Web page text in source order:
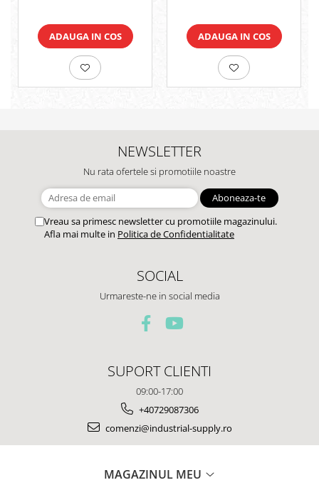
ADAUGA IN COS ADAUGA IN COS
NEWSLETTER
Nu rata ofertele si promotiile noastre
Vreau sa primesc newsletter cu promotiile magazinului.
Afla mai multe in Politica de Confidentialitate
SOCIAL
Urmareste-ne in social media
SUPORT CLIENTI
09:00-17:00
+40729087306
comenzi@industrial-supply.ro
MAGAZINUL MEU